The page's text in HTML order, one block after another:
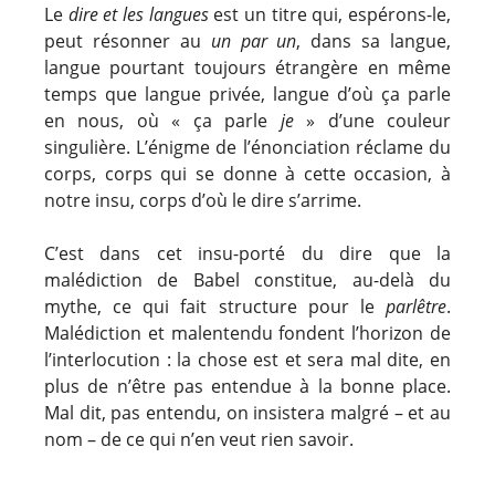
Le dire et les languesest un titre qui, espérons-le,
peut résonner au un par un, dans sa langue,
langue pourtant toujours étrangère en même
temps que langue privée, langue d’où ça parle
en nous, où « ça parle je» d’une couleur
singulière. L’énigme de l’énonciation réclame du
corps, corps qui se donne à cette occasion, à
notre insu, corps d’où le dire s’arrime.
C’est dans cet insu-porté du dire que la
malédiction de Babel constitue, au-delà du
mythe, ce qui fait structure pour le parlêtre.
Malédiction et malentendu fondent l’horizon de
l’interlocution : la chose est et sera mal dite, en
plus de n’être pas entendue à la bonne place.
Mal dit, pas entendu, on insistera malgré – et au
nom – de ce qui n’en veut rien savoir.